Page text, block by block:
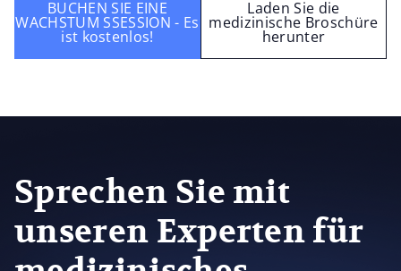
BUCHEN SIE EINE
WACHSTUM SSESSION - Es
ist kostenlos!
Laden Sie die
medizinische Broschüre
herunter
Sprechen Sie mit
unseren Experten für